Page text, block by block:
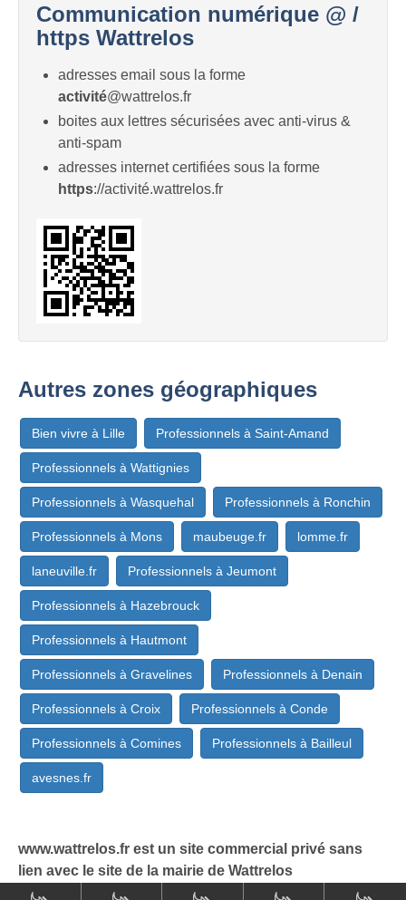
Communication numérique @ /
https Wattrelos
adresses email sous la forme
activité@wattrelos.fr
boites aux lettres sécurisées avec anti-virus &
anti-spam
adresses internet certifiées sous la forme
https://activité.wattrelos.fr
Autres zones géographiques
Bien vivre à Lille Professionnels à Saint-Amand
Professionnels à Wattignies
Professionnels à Wasquehal Professionnels à Ronchin
Professionnels à Mons maubeuge.fr lomme.fr
laneuville.fr Professionnels à Jeumont
Professionnels à Hazebrouck
Professionnels à Hautmont
Professionnels à Gravelines Professionnels à Denain
Professionnels à Croix Professionnels à Conde
Professionnels à Comines Professionnels à Bailleul
avesnes.fr
www.wattrelos.fr est un site commercial privé sans
lien avec le site de la mairie de Wattrelos